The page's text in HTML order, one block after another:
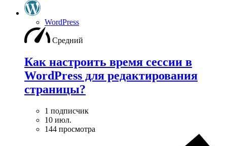
WordPress
Средний
Как настроить время сессии в
WordPress для редактирования
страницы?
1 подписчик
10 июл.
144 просмотра